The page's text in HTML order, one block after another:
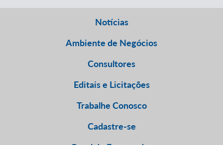
Notícias
Ambiente de Negócios
Consultores
Editais e Licitações
Trabalhe Conosco
Cadastre-se